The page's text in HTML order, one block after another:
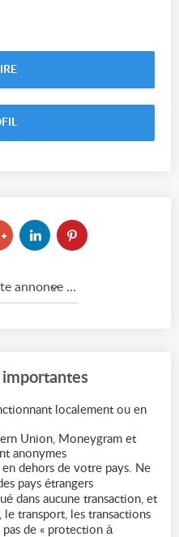
Marquer cette annonce comme...
importantes
localement ou en
Union, Moneygram et
anonymes
dehors de votre pays. Ne
pays étrangers
dans aucune transaction, et
le transport, les transactions
de « protection à